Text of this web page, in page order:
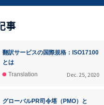
事
翻訳サービスの国際規格：ISO17100
とは
Translation
Dec. 25, 2020
グローバルPR司令塔（PMO）と